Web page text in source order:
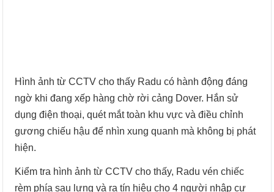
Hình ảnh từ CCTV cho thấy Radu có hành động đáng
ngờ khi đang xếp hàng chờ rời cảng Dover. Hắn sử
dụng điện thoại, quét mắt toàn khu vực và điều chỉnh
gương chiếu hậu để nhìn xung quanh mà không bị phát
hiện.
Kiểm tra hình ảnh từ CCTV cho thấy, Radu vén chiếc
rèm phía sau lưng và ra tín hiệu cho 4 người nhập cư